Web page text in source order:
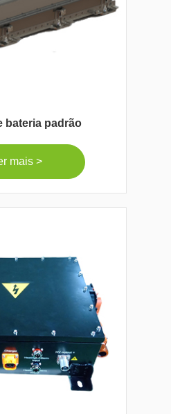
bateria padrão
mais >